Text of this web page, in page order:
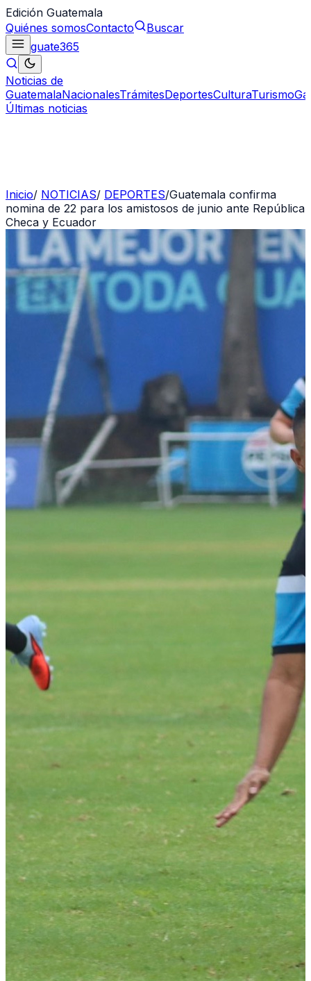
Edición Guatemala
Quiénes somosContacto
Buscar
guate365
Noticias de
GuatemalaNacionalesTrámitesDeportesCulturaTurismo
Últimas noticias
Inicio/ NOTICIAS/ DEPORTES/Guatemala confirma
nomina de 22 para los amistosos de junio ante República
Checa y Ecuador